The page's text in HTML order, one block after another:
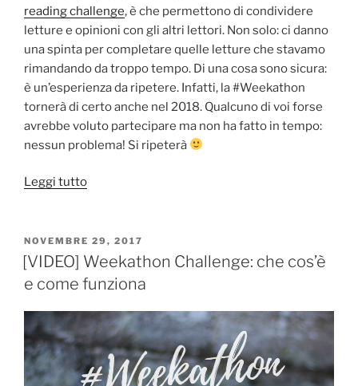
reading challenge, è che permettono di condividere
letture e opinioni con gli altri lettori. Non solo: ci danno
una spinta per completare quelle letture che stavamo
rimandando da troppo tempo. Di una cosa sono sicura:
è un’esperienza da ripetere. Infatti, la #Weekathon
tornerà di certo anche nel 2018. Qualcuno di voi forse
avrebbe voluto partecipare ma non ha fatto in tempo:
nessun problema! Si ripeterà
Leggi tutto“#Weekathon
di
un’esperienza”
PUBBLICATO
IL
NOVEMBRE 29, 2017
[VIDEO] Weekathon Challenge: che cos’è
e come funziona